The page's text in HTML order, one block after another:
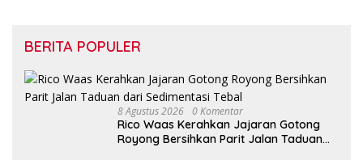
BERITA POPULER
8 Agustus 2026 0 Komentar
Rico Waas Kerahkan Jajaran Gotong
Royong Bersihkan Parit Jalan Taduan